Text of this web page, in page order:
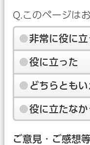
Q.このページは
非常に役に立
役に立った
どちらともい
役に立たなか
ご意見・ご感想